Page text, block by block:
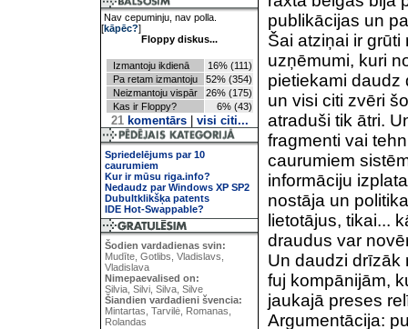
Nav cepuminju, nav polla.
[kāpēc?]
Floppy diskus...
Izmantoju ikdienā
16% (111)
Pa retam izmantoju
52% (354)
Neizmantoju vispār
26% (175)
Kas ir Floppy?
6% (43)
21komentārs| visi citi...
Spriedelējums par 10
caurumiem
Kur ir mūsu riga.info?
Nedaudz par Windows XP SP2
Dubultklikšķa patents
IDE Hot-Swappable?
Šodien vardadienas svin:
Mudīte, Gotlibs, Vladislavs,
Vladislava
Nimepaevalised on:
Silvia, Silvi, Silva, Silve
Šiandien vardadieni švencia:
Mintartas, Tarvilė, Romanas,
Rolandas
publikācijas un
Šai atziņai ir
uzņēmumi, kuri
pietiekami daudz
un visi citi zvēri
atraduši tik ātri.
fragmenti vai
caurumiem
informāciju
nostāja un
lietotājus, tikai...
draudus var
Un daudzi drīzāk
fuj kompānijām,
jaukajā preses
Argumentācija: